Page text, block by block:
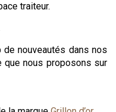
traiteur.
nouveautés dans nos
que nous proposons sur